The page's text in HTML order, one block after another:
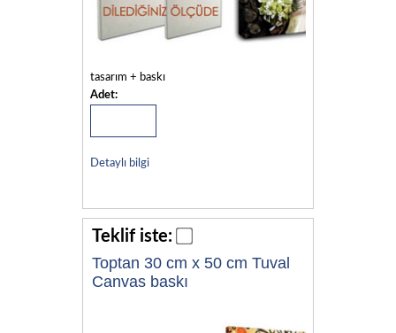
tasarım + baskı
Adet:
Detaylı bilgi
Teklif iste:
Toptan 30 cm x 50 cm Tuval
Canvas baskı